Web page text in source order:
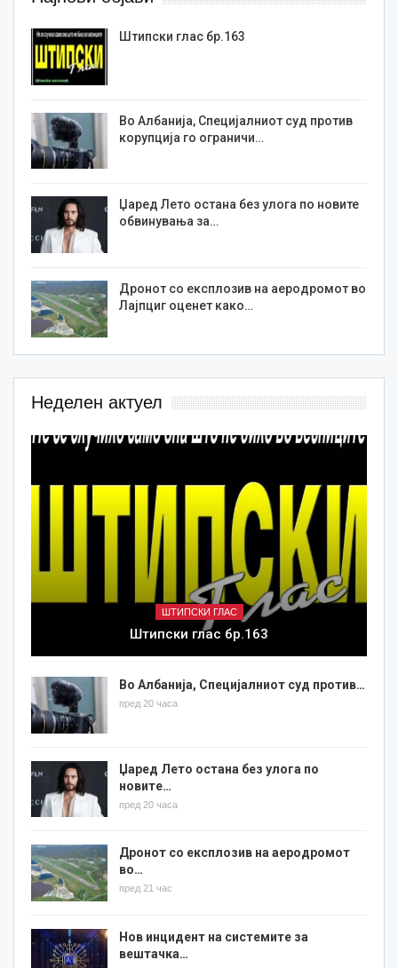
Штипски глас бр.163
Во Албанија, Специјалниот суд против
корупција го ограничи…
Џаред Лето остана без улога по новите
обвинувања за…
Дронот со експлозив на аеродромот во
Лајпциг оценет како…
Неделен актуел
ШТИПСКИ ГЛАС
Штипски глас бр.163
Во Албанија, Специјалниот суд против…
пред 20 часа
Џаред Лето остана без улога по
новите…
пред 20 часа
Дронот со експлозив на аеродромот
во…
пред 21 час
Нов инцидент на системите за
вештачка…